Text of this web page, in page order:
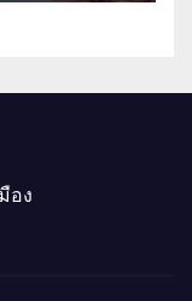
อง